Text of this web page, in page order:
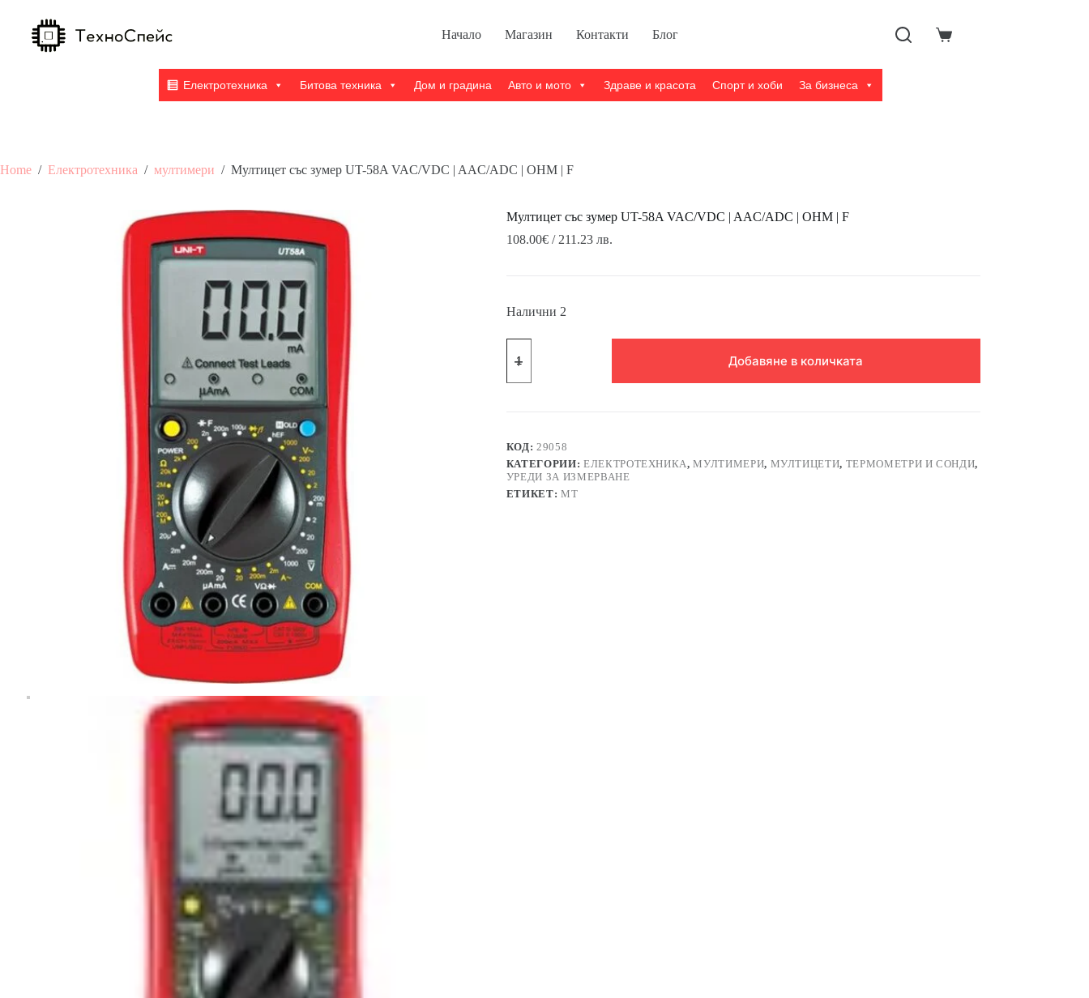
content
Начало Магазин Контакти Блог
Shopping
Електротехника Битова техника Дом и градина Авто и мото Здраве и красота Спорт и хоби За бизнеса
Home / Електротехника / мултимери / Мултицет със зумер UT-58A VAC/VDC | AAC/ADC | OHM | F
Мултицет със зумер UT-58A VAC/VDC | AAC/ADC | OHM | F
108.00€/ 211.23 лв.
Налични 2
със
VAC/VDC
|
AAC/ADC
|
OHM
Добавяне в количката
КОД:29058
КАТЕГОРИИ: ЕЛЕКТРОТЕХНИКА,МУЛТИМЕРИ, МУЛТИЦЕТИ, ТЕРМОМЕТРИ И СОНДИ,
УРЕДИ ЗА ИЗМЕРВАНЕ
ЕТИКЕТ: MT